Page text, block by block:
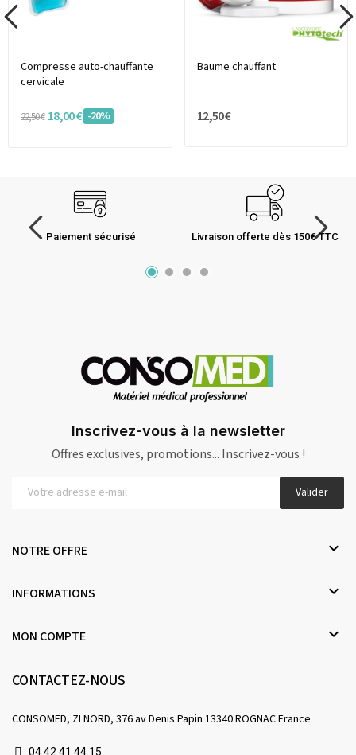
Compresse auto-chauffante
cervicale
22,50 € 18,00 € -20%
Baume chauffant
12,50 €
Paiement sécurisé Livraison offerte dès 150€ TTC
Inscrivez-vous à la newsletter
Offres exclusives, promotions... Inscrivez-vous !
Valider
NOTRE OFFRE 
INFORMATIONS 
MON COMPTE 
CONTACTEZ-NOUS
CONSOMED, ZI NORD, 376 av Denis Papin 13340 ROGNAC France
04 42 41 44 15